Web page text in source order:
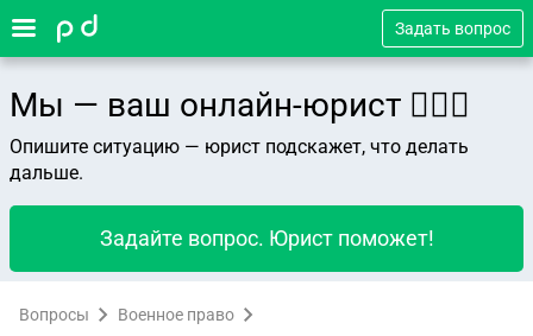
Задать вопрос
Мы — ваш онлайн-юрист 👨🏻‍⚖️
Опишите ситуацию — юрист подскажет, что делать
дальше.
Задайте вопрос. Юрист поможет!
Вопросы Военное право